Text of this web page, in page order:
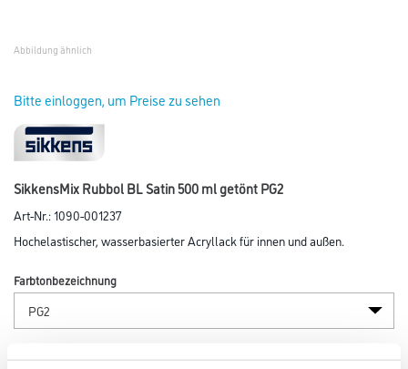
Abbildung ähnlich
Bitte einloggen, um Preise zu sehen
SikkensMix Rubbol BL Satin 500 ml getönt PG2
Art-Nr.:1090-001237
Hochelastischer, wasserbasierter Acryllack für innen und außen.
Farbtonbezeichnung